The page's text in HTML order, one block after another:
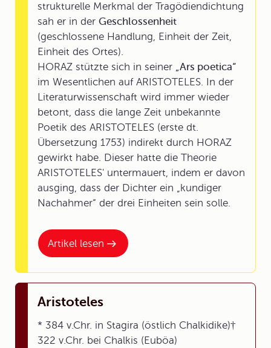
Artikel lesen
strukturelle Merkmal der Tragödiendichtung
sah er in der Geschlossenheit
(geschlossene Handlung, Einheit der Zeit,
Einheit des Ortes).
HORAZ stützte sich in seiner „Ars poetica“
im Wesentlichen auf ARISTOTELES. In der
Literaturwissenschaft wird immer wieder
betont, dass die lange Zeit unbekannte
Poetik des ARISTOTELES (erste dt.
Übersetzung 1753) indirekt durch HORAZ
gewirkt habe. Dieser hatte die Theorie
ARISTOTELES' untermauert, indem er davon
ausging, dass der Dichter ein „kundiger
Nachahmer“ der drei Einheiten sein solle.
Aristoteles
* 384 v.Chr. in Stagira (östlich Chalkidike)†
322 v.Chr. bei Chalkis (Euböa)